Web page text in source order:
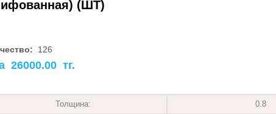
(ШТ)
126
26000.00 тг.
Толщина: 0.8